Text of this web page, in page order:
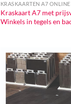
KRASKAARTEN A7
Kraskaart A7 met
Winkels in tegels en